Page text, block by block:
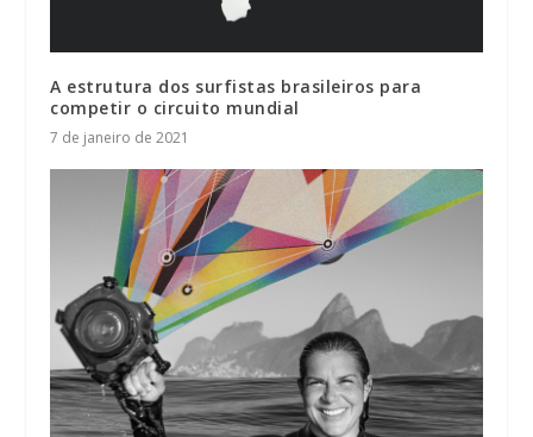
A estrutura dos surfistas brasileiros para
competir o circuito mundial
7 de janeiro de 2021